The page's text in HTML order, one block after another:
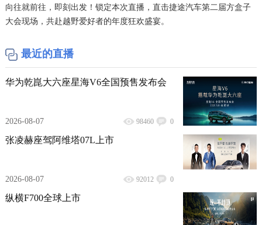
向往就前往，即刻出发！锁定本次直播，直击捷途汽车第二届方盒子
大会现场，共赴越野爱好者的年度狂欢盛宴。
最近的直播
华为乾崑大六座星海V6全国预售发布会
2026-08-07 98460 0
张凌赫座驾阿维塔07L上市
2026-08-07 92012 0
纵横F700全球上市